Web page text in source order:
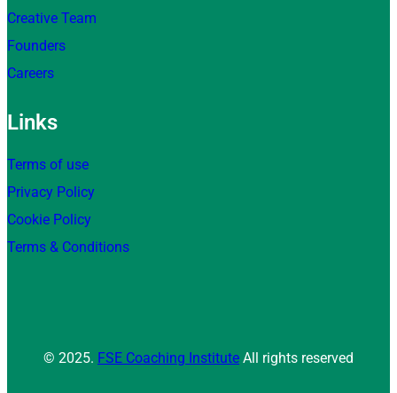
Creative Team
Founders
Careers
Links
Terms of use
Privacy Policy
Cookie Policy
Terms & Conditions
© 2025. FSE Coaching Institute All rights reserved